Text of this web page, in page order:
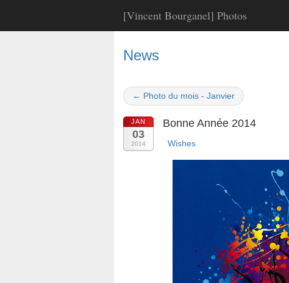
[Vincent Bourganel] Photos
News
← Photo du mois - Janvier
JAN
03
2014
Bonne Année 2014
Wishes